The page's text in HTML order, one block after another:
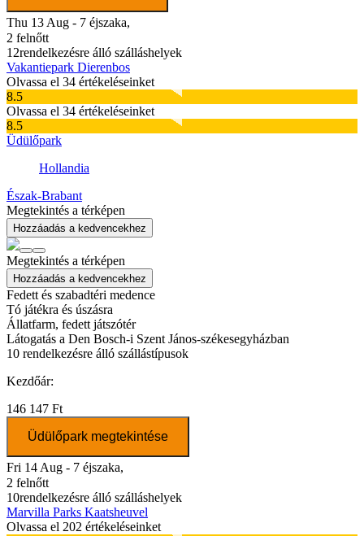
Thu 13 Aug - 7 éjszaka,
2 felnőtt
12rendelkezésre álló szálláshelyek
Vakantiepark Dierenbos
Olvassa el 34 értékeléseinket
8.5
Olvassa el 34 értékeléseinket
8.5
Üdülőpark
Hollandia
Észak-Brabant
Megtekintés a térképen
Hozzáadás a kedvencekhez
Megtekintés a térképen
Hozzáadás a kedvencekhez
Fedett és szabadtéri medence
Tó játékra és úszásra
Állatfarm, fedett játszótér
Látogatás a Den Bosch-i Szent János-székesegyházban
10 rendelkezésre álló szállástípusok
Kezdőár:
146 147 Ft
Üdülőpark megtekintése
Fri 14 Aug - 7 éjszaka,
2 felnőtt
10rendelkezésre álló szálláshelyek
Marvilla Parks Kaatsheuvel
Olvassa el 202 értékeléseinket